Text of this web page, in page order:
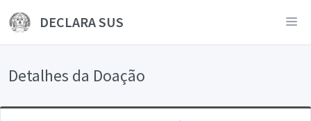
DECLARA SUS
Detalhes da Doação